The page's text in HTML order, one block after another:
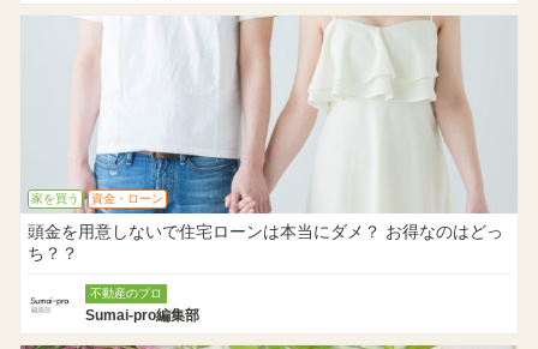
家を買う 資金・ローン
頭金を用意しないで住宅ローンは本当にダメ？ お得なのはどっ
ち？？
不動産のプロ
Sumai-pro編集部